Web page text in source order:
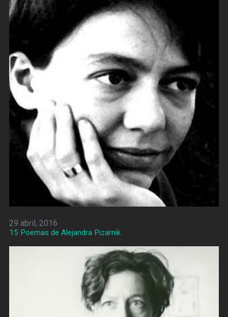
29 abril, 2016
15 Poemas de Alejandra Pizarnik